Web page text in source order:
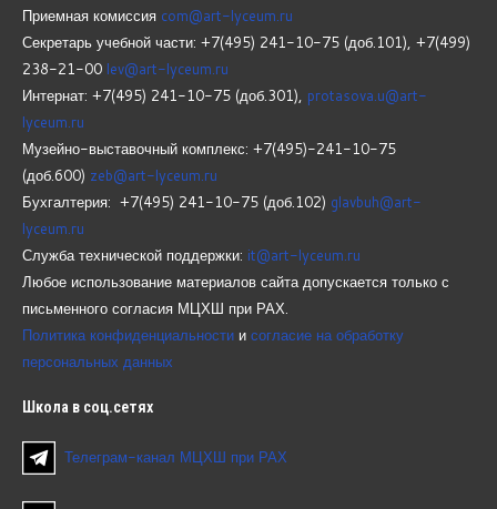
Приемная комиссия com@art-lyceum.ru
Секретарь учебной части: +7(495) 241-10-75 (доб.101), +7(499)
238-21-00 lev@art-lyceum.ru
Интернат: +7(495) 241-10-75 (доб.301), protasova.u@art-
lyceum.ru
Музейно-выставочный комплекс: +7(495)-241-10-75
(доб.600) zeb@art-lyceum.ru
Бухгалтерия: +7(495) 241-10-75 (доб.102) glavbuh@art-
lyceum.ru
Служба технической поддержки: it@art-lyceum.ru
Любое использование материалов сайта допускается только с
письменного согласия МЦХШ при РАХ.
Политика конфиденциальности и согласие на обработку
персональных данных
Школа в соц.сетях
Телеграм-канал МЦХШ при РАХ